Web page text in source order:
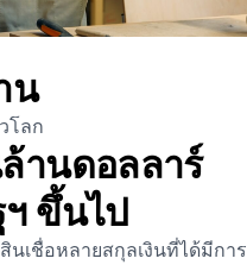
น
โลก
านดอลลาร์
ขึ้นไป
นเชื่อหลายสกุลเงินที่ได้มีการ